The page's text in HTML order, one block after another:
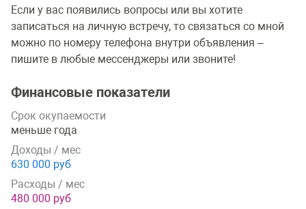
Если у вас появились вопросы или вы хотите
записаться на личную встречу, то связаться со мной
можно по номеру телефона внутри объявления –
пишите в любые мессенджеры или звоните!
Финансовые показатели
Срок окупаемости
меньше года
Доходы / мес
630 000 руб
Расходы / мес
480 000 руб